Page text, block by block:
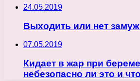
24.05.2019
Выходить или нет замуж
07.05.2019
Кидает в жар при
небезопасно ли это и